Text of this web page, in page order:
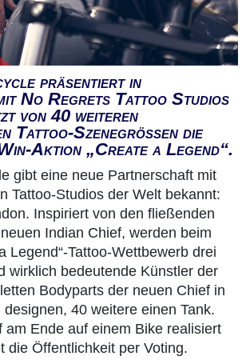
präsentiert in
No Regrets Tattoo Studios
von 40 weiteren
Tattoo-Szenegrößen die
Aktion „Create a Legend“.
gibt eine neue Partnerschaft mit
Tattoo-Studios der Welt bekannt:
Inspiriert von den fließenden
Indian Chief, werden beim
Legend“-Tattoo-Wettbewerb drei
wirklich bedeutende Künstler der
Bodyparts der neuen Chief in
designen, 40 weitere einen Tank.
am Ende auf einem Bike realisiert
die Öffentlichkeit per Voting.